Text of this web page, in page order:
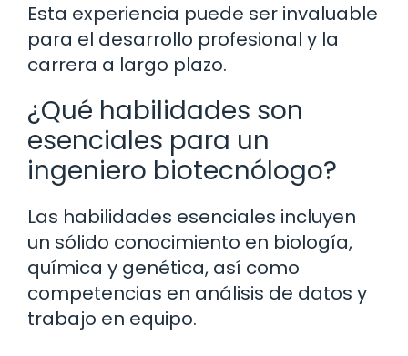
Esta experiencia puede ser invaluable
para el desarrollo profesional y la
carrera a largo plazo.
¿Qué habilidades son
esenciales para un
ingeniero biotecnólogo?
Las habilidades esenciales incluyen
un sólido conocimiento en biología,
química y genética, así como
competencias en análisis de datos y
trabajo en equipo.